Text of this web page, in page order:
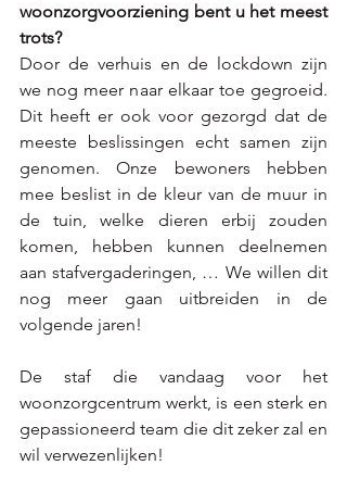
woonzorgvoorziening bent u het meest
trots?
Door de verhuis en de lockdown zijn
we nog meer naar elkaar toe gegroeid.
Dit heeft er ook voor gezorgd dat de
meeste beslissingen echt samen zijn
genomen. Onze bewoners hebben
mee beslist in de kleur van de muur in
de tuin, welke dieren erbij zouden
komen, hebben kunnen deelnemen
aan stafvergaderingen, … We willen dit
nog meer gaan uitbreiden in de
volgende jaren!
De staf die vandaag voor het
woonzorgcentrum werkt, is een sterk en
gepassioneerd team die dit zeker zal en
wil verwezenlijken!